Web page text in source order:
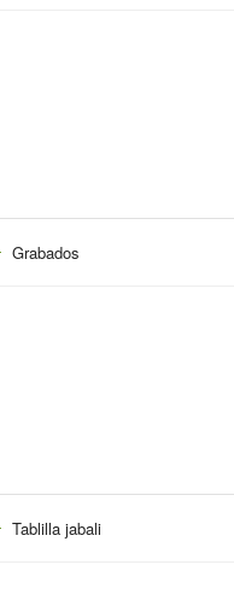
Grabados
Tablilla jabali